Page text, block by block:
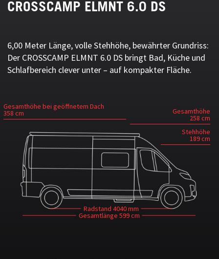
CROSSCAMP ELMNT 6.0 DS
6,00 Meter Länge, volle Stehhöhe, bewährter Grundriss:
Der CROSSCAMP ELMNT 6.0 DS bringt Bad, Küche und
Schlafbereich clever unter – auf kompakter Fläche.
Gesamthöhe bei geöffnetem Dach
358 cm Gesamthöhe
258 cm
Stehhöhe
189 cm
Radstand 4040 mm
Gesamtlänge 599 cm